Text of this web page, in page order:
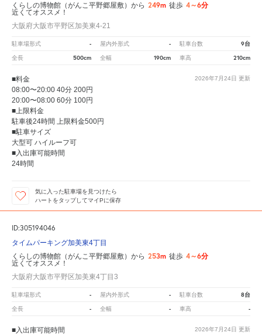
くらしの博物館（がんこ平野郷屋敷）から 249m 徒歩 4～6分
近くてオススメ！
大阪府大阪市平野区加美東4-21
駐車場形式 - 屋内外形式 - 駐車台数 9台
全長 500cm 全幅 190cm 車高 210cm
2026年7月24日 更新
■料金
08:00〜20:00 40分 200円
20:00〜08:00 60分 100円
■上限料金
駐車後24時間 上限料金500円
■駐車サイズ
大型可 ハイルーフ可
■入出庫可能時間
24時間
気に入った駐車場を見つけたら
ハートをタップしてマイPに保存
ID:305194046
タイムパーキング加美東4丁目
くらしの博物館（がんこ平野郷屋敷）から 253m 徒歩 4～6分
近くてオススメ！
大阪府大阪市平野区加美東4丁目3
駐車場形式 - 屋内外形式 - 駐車台数 8台
全長 - 全幅 - 車高 -
2026年7月24日 更新
■入出庫可能時間